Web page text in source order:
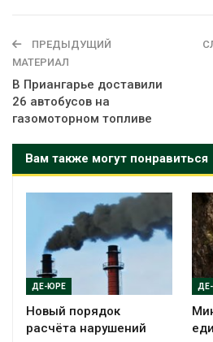
ПРЕДЫДУЩИЙ
МАТЕРИАЛ
В Приангарье доставили
26 автобусов на
газомоторном топливе
Вам также могут понравиться
ДЕ-ЮРЕ
Новый порядок
расчёта нарушений